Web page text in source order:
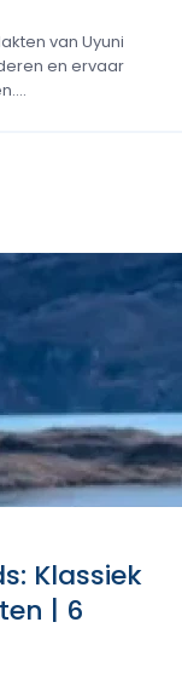
van Uyuni
en ervaar
Klassiek
| 6